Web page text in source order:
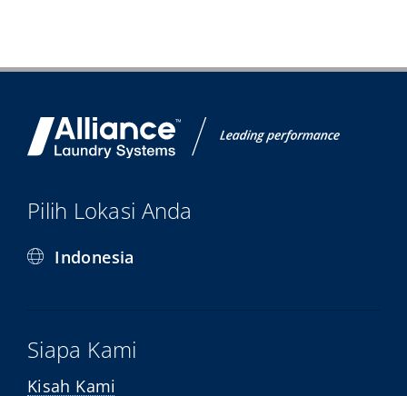
Pilih Lokasi Anda
Indonesia
Siapa Kami
Kisah Kami